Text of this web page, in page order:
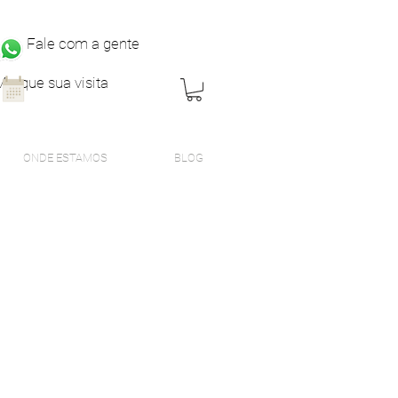
Fale com a gente
sua visita
ONDE ESTAMOS BLOG